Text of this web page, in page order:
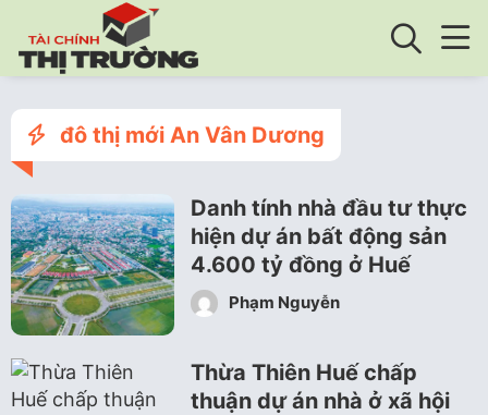
đô thị mới An Vân Dương
Danh tính nhà đầu tư thực
hiện dự án bất động sản
4.600 tỷ đồng ở Huế
Phạm Nguyễn
Thừa Thiên Huế chấp
thuận dự án nhà ở xã hội